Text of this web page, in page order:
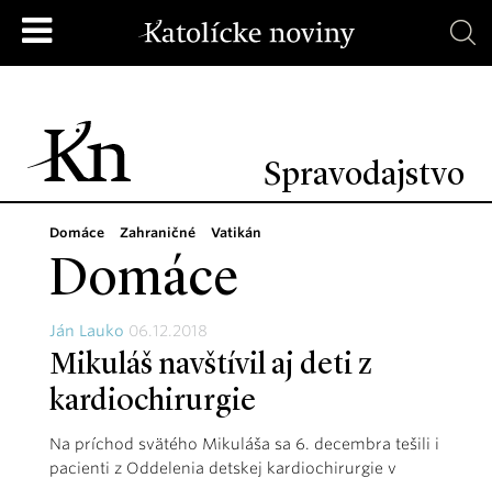
Spravodajstvo
Domáce Zahraničné Vatikán
Domáce
Ján Lauko 06.12.2018
Mikuláš navštívil aj deti z
kardiochirurgie
Na príchod svätého Mikuláša sa 6. decembra tešili i
pacienti z Oddelenia detskej kardiochirurgie v